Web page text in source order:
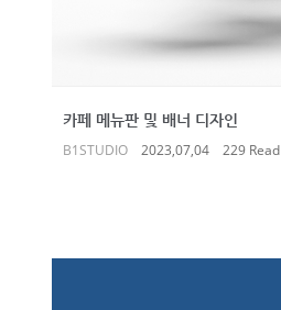
카페 메뉴판 및 배너 디자인
B1STUDIO 2023,07,04 229 Read